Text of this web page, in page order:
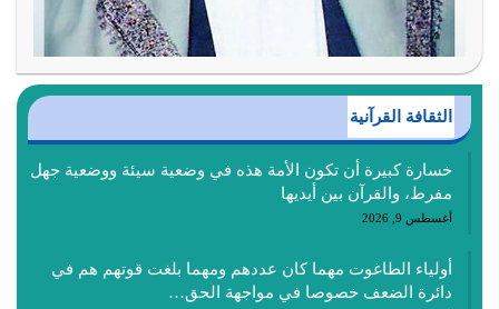
الثقافة القرآنية
خسارة كبيرة أن تكون الأمة هذه في وضعية سيئة ووضعية جهل
مفرط، والقرآن بين أيديها
أغسطس 9, 2026
أولياء الطاغوت مهما كان عددهم ومهما بلغت قوتهم هم في
دائرة الضعف خصوصا في مواجهة الحق…